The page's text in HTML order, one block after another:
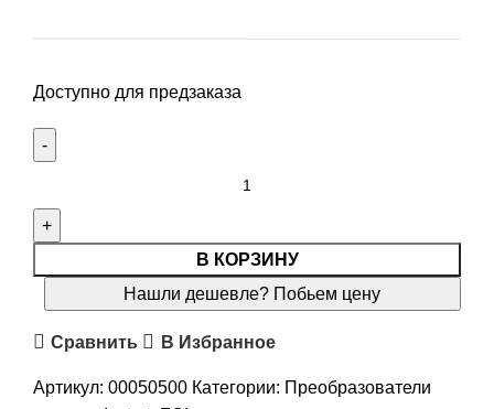
Доступно для предзаказа
В КОРЗИНУ
Нашли дешевле? Побьем цену
Сравнить В Избранное
Артикул: 00050500 Категории: Преобразователи